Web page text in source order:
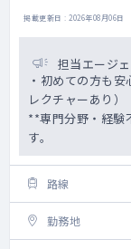
掲載更新日 : 2026年08月06日
担当エージ
・初めての方も
レクチャーあり）
**専門分野・経験
す。
路線
勤務地